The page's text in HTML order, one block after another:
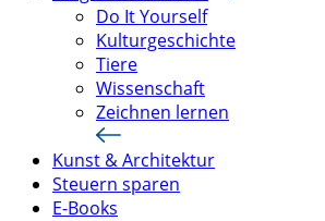
Do It Yourself
Kulturgeschichte
Tiere
Wissenschaft
Zeichnen lernen
Kunst & Architektur
Steuern sparen
E-Books